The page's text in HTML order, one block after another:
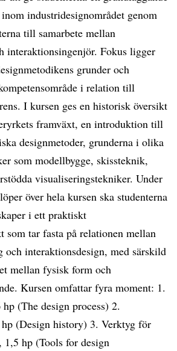
industridesignområdet genom
till samarbete mellan
interaktionsingenjör. Fokus ligger
grunder och
i relation till
I kursen ges en historisk översikt
framväxt, en introduktion till
designmetoder, grunderna i olika
som modellbygge, skissteknik,
visualiseringstekniker. Under
över hela kursen ska studenterna
i ett praktiskt
som tar fasta på relationen mellan
interaktionsdesign, med särskild
mellan fysisk form och
Kursen omfattar fyra moment: 1.
(The design process) 2.
(Design history) 3. Verktyg för
1,5 hp (Tools for design